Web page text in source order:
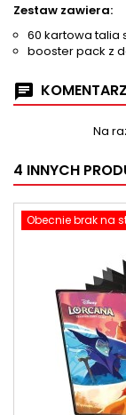
Zestaw zawiera:
60 kartowa talia
booster pack z
Na
4 INNYCH
Obecnie brak na